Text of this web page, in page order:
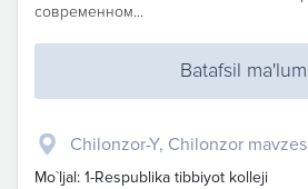
современном...
Batafsil
Chilonzor-Y, Chilonzor
Mo`ljal: 1-Respublika tibbiyot kolleji